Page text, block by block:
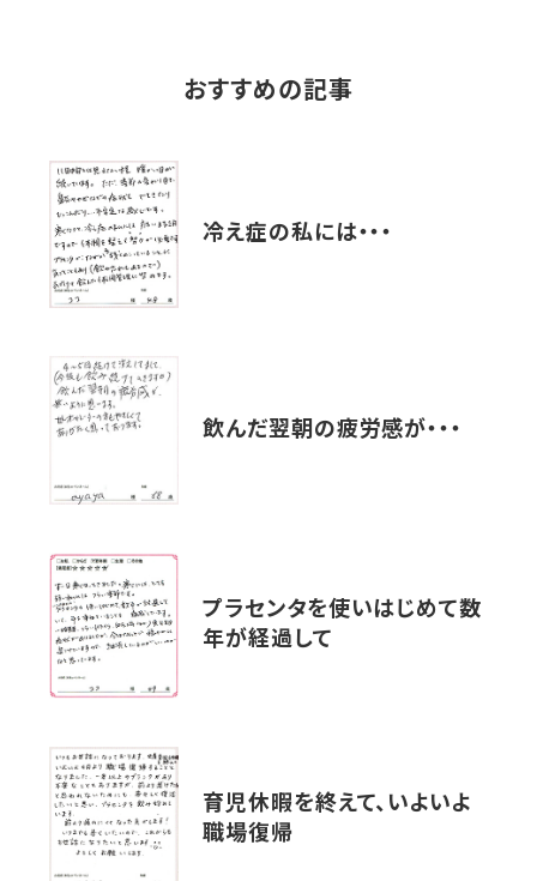
おすすめの記事
冷え症の私には・・・
飲んだ翌朝の疲労感が・・・
プラセンタを使いはじめて数
年が経過して
育児休暇を終えて、いよいよ
職場復帰